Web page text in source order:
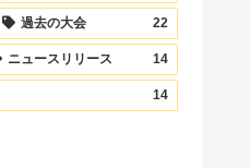
過去の大会 22
ニュースリリース 14
14